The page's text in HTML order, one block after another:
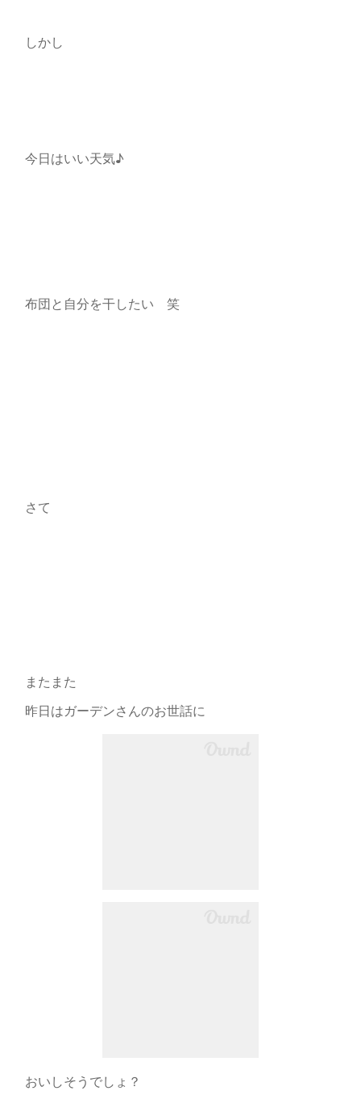
しかし
今日はいい天気♪
布団と自分を干したい 笑
さて
またまた
昨日はガーデンさんのお世話に
おいしそうでしょ？